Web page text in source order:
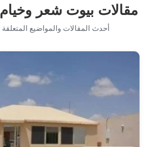
مقالات بيوت شعر
أحدث المقالات والمواضيع